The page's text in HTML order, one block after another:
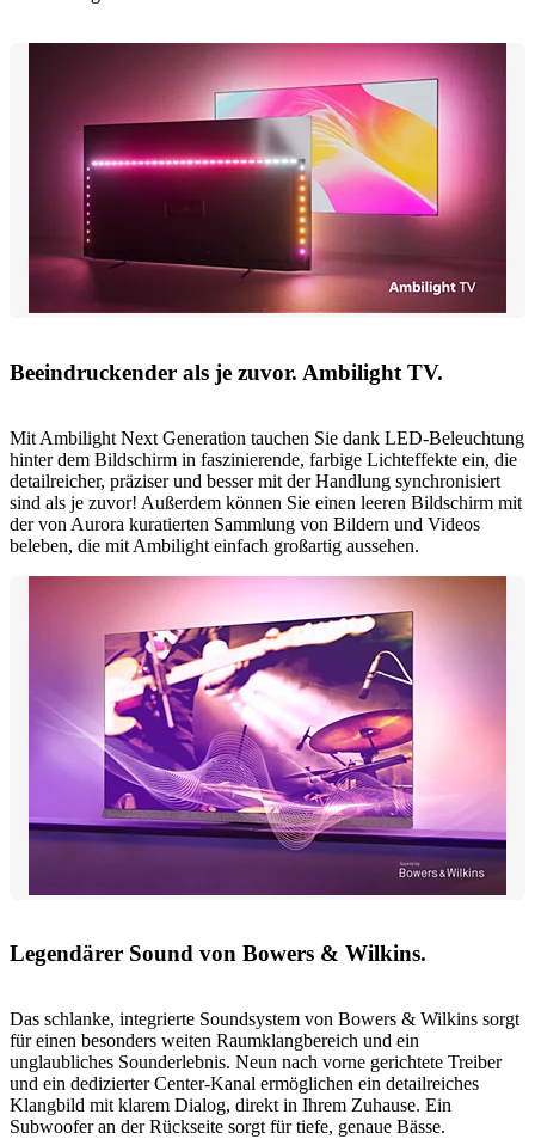
Beeindruckender als je zuvor. Ambilight TV.
Mit Ambilight Next Generation tauchen Sie dank LED-Beleuchtung
hinter dem Bildschirm in faszinierende, farbige Lichteffekte ein, die
detailreicher, präziser und besser mit der Handlung synchronisiert
sind als je zuvor! Außerdem können Sie einen leeren Bildschirm mit
der von Aurora kuratierten Sammlung von Bildern und Videos
beleben, die mit Ambilight einfach großartig aussehen.
Legendärer Sound von Bowers & Wilkins.
Das schlanke, integrierte Soundsystem von Bowers & Wilkins sorgt
für einen besonders weiten Raumklangbereich und ein
unglaubliches Sounderlebnis. Neun nach vorne gerichtete Treiber
und ein dedizierter Center-Kanal ermöglichen ein detailreiches
Klangbild mit klarem Dialog, direkt in Ihrem Zuhause. Ein
Subwoofer an der Rückseite sorgt für tiefe, genaue Bässe.